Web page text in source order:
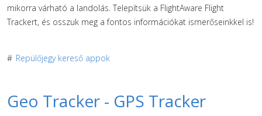
mikorra várható a landolás. Telepítsük a FlightAware Flight
Trackert, és osszuk meg a fontos információkat ismerőseinkkel is!
# Repülőjegy kereső appok
Geo Tracker - GPS Tracker